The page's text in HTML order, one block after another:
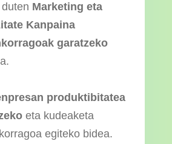
Marketing eta
Kanpaina
garatzeko
produktibitatea
eta kudeaketa
egiteko bidea.